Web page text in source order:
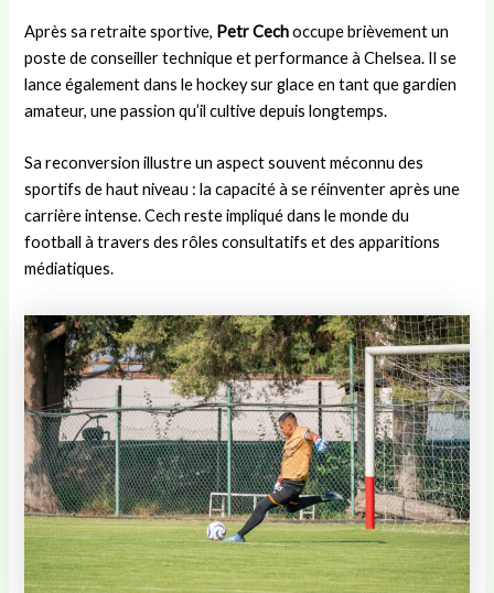
Après sa retraite sportive, Petr Cechoccupe brièvement un
poste de conseiller technique et performance à Chelsea. Il se
lance également dans le hockey sur glace en tant que gardien
amateur, une passion qu’il cultive depuis longtemps.
Sa reconversion illustre un aspect souvent méconnu des
sportifs de haut niveau : la capacité à se réinventer après une
carrière intense. Cech reste impliqué dans le monde du
football à travers des rôles consultatifs et des apparitions
médiatiques.